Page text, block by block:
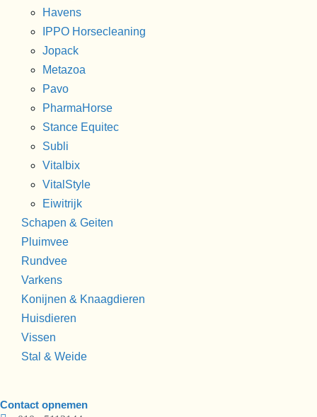
Havens
IPPO Horsecleaning
Jopack
Metazoa
Pavo
PharmaHorse
Stance Equitec
Subli
Vitalbix
VitalStyle
Eiwitrijk
Schapen & Geiten
Pluimvee
Rundvee
Varkens
Konijnen & Knaagdieren
Huisdieren
Vissen
Stal & Weide
Contact opnemen